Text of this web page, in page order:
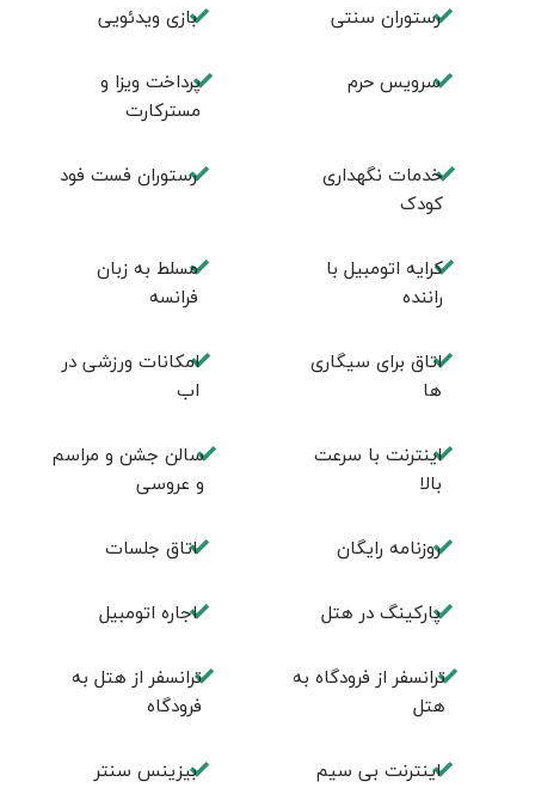
رستوران سنتی بازی ویدئویی
سرویس حرم
پرداخت ویزا و
مسترکارت
خدمات نگهداری
کودک
رستوران فست فود
کرایه اتومبیل با
راننده
مسلط به زبان
فرانسه
اتاق برای سیگاری
ها
امکانات ورزشی در
اب
اینترنت با سرعت
بالا
سالن جشن و مراسم
و عروسی
روزنامه رایگان اتاق جلسات
پارکینگ در هتل اجاره اتومبیل
ترانسفر از فرودگاه به
هتل
ترانسفر از هتل به
فرودگاه
اینترنت بی سیم بیزینس سنتر